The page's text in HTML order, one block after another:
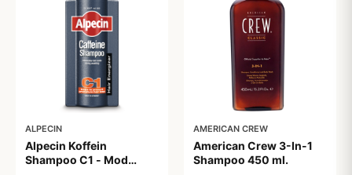
ALPECIN
Alpecin Koffein
Shampoo C1 - Mod
AMERICAN CREW
American Crew 3-In-1
Shampoo 450 ml.